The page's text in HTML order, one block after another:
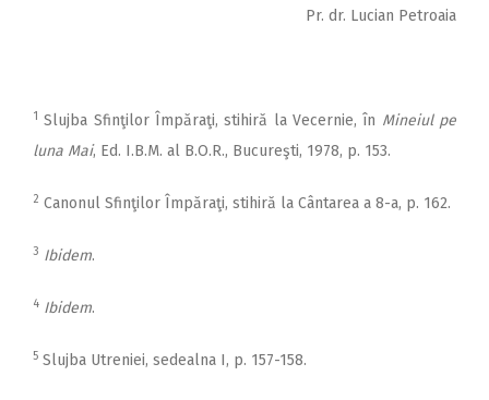
Pr. dr. Lucian Petroaia
1 Slujba Sfinţilor Împăraţi, stihiră la Vecernie, în Mineiul pe
luna Mai, Ed. I.B.M. al B.O.R., Bucureşti, 1978, p. 153.
2 Canonul Sfinţilor Împăraţi, stihiră la Cântarea a 8-a, p. 162.
3 Ibidem.
4 Ibidem.
5 Slujba Utreniei, sedealna I, p. 157-158.